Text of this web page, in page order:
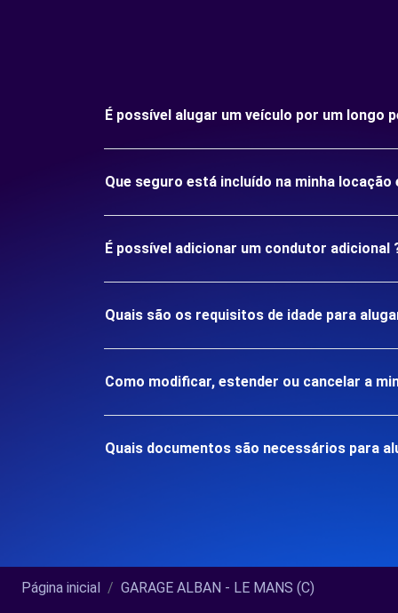
É possível alugar um veículo por um longo
Que seguro está incluído na minha locação
É possível adicionar um condutor adicional
Quais são os requisitos de idade para
Como modificar, estender ou cancelar a
Quais documentos são necessários para
Página inicial GARAGE ALBAN - LE MANS (C)